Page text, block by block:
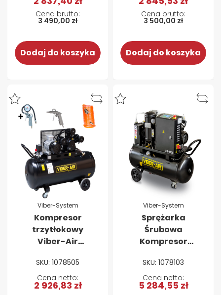
3 490,00 zł
Dodaj do koszyka
3 500,00 zł
Dodaj do koszyka
Viber-System
Kompresor
trzytłokowy
Viber-Air
200L 400V
SKU: 1078505
2 926,83 zł
Viber-System
Sprężarka
Śrubowa
Kompresor
śrubowy Viber-
Air 2.2-100s 100l,
230V, 2,2kW
SKU: 1078103
5 284,55 zł